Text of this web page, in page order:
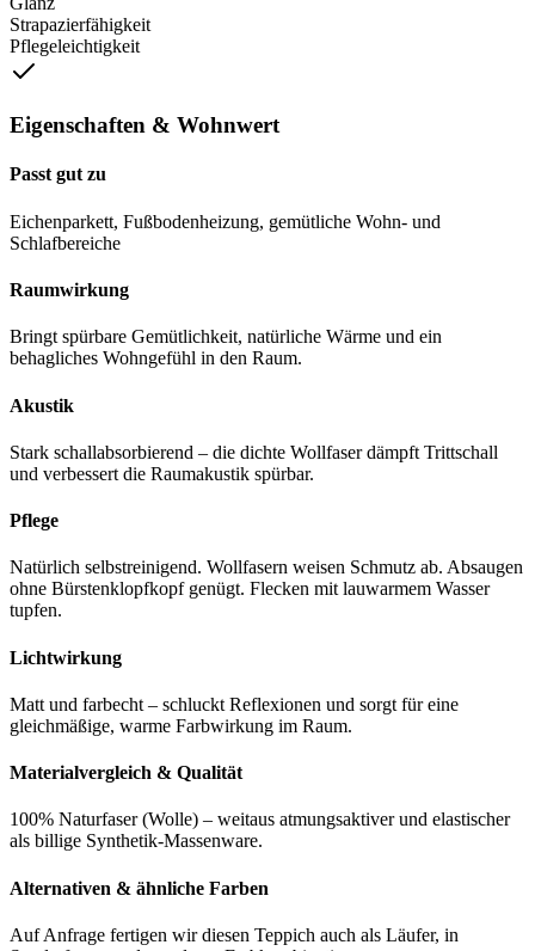
Strapazierfähigkeit
Pflegeleichtigkeit
Eigenschaften & Wohnwert
Passt gut zu
Eichenparkett, Fußbodenheizung, gemütliche Wohn- und
Schlafbereiche
Raumwirkung
Bringt spürbare Gemütlichkeit, natürliche Wärme und ein
behagliches Wohngefühl in den Raum.
Akustik
Stark schallabsorbierend – die dichte Wollfaser dämpft Trittschall
und verbessert die Raumakustik spürbar.
Pflege
Natürlich selbstreinigend. Wollfasern weisen Schmutz ab. Absaugen
ohne Bürstenklopfkopf genügt. Flecken mit lauwarmem Wasser
tupfen.
Lichtwirkung
Matt und farbecht – schluckt Reflexionen und sorgt für eine
gleichmäßige, warme Farbwirkung im Raum.
Materialvergleich & Qualität
100% Naturfaser (Wolle) – weitaus atmungsaktiver und elastischer
als billige Synthetik-Massenware.
Alternativen & ähnliche Farben
Auf Anfrage fertigen wir diesen Teppich auch als Läufer, in